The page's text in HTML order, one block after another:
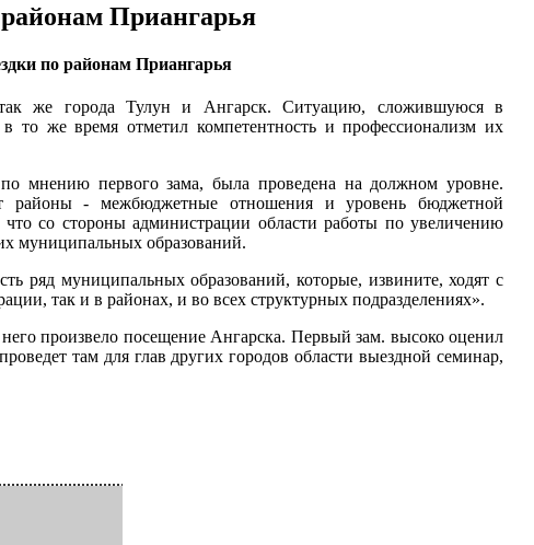
Приангарья
по районам Приангарья
же города Тулун и Ангарск. Ситуацию, сложившуюся в
же время отметил компетентность и профессионализм их
мнению первого зама, была проведена на должном уровне.
районы - межбюджетные отношения и уровень бюджетной
что со стороны администрации области работы по увеличению
муниципальных образований.
ряд муниципальных образований, которые, извините, ходят с
так и в районах, и во всех структурных подразделениях».
произвело посещение Ангарска. Первый зам. высоко оценил
там для глав других городов области выездной семинар,